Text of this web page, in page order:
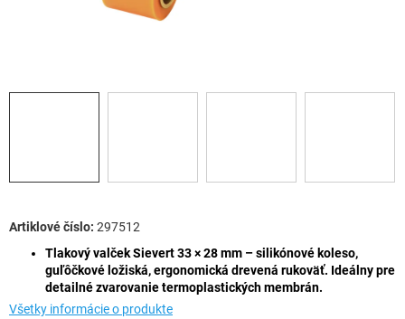
Tlakový valček Sievert 33 × 28 mm – silikónové koleso,
guľôčkové ložiská, ergonomická drevená rukoväť. Ideálny pre
detailné zvarovanie termoplastických membrán.
Všetky informácie o produkte
297512